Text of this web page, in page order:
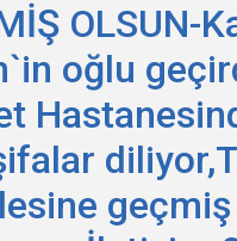
OLSUN-
oğlu